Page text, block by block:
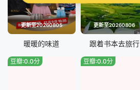
第20260804期母带
更新至20260805
暖暖的味道
更新至20260806
跟着书本去旅行
豆瓣:0.0分 豆瓣:0.0分